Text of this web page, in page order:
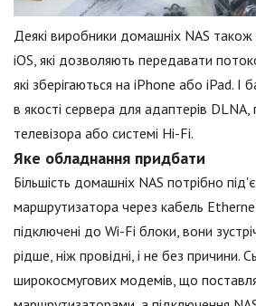
Деякі виробники домашніх NAS
iOS, які дозволяють передавати
які зберігаються на iPhone або iPad. І
в якості сервера для адаптерів
телевізора або системі Hi-Fi.
Яке обладнання придбати
Більшість домашніх NAS потрібно
маршрутизатора через кабель
підключені до Wi-Fi блоки, вони
рідше, ніж провідні, і не без причини.
широкосмугових модемів, що